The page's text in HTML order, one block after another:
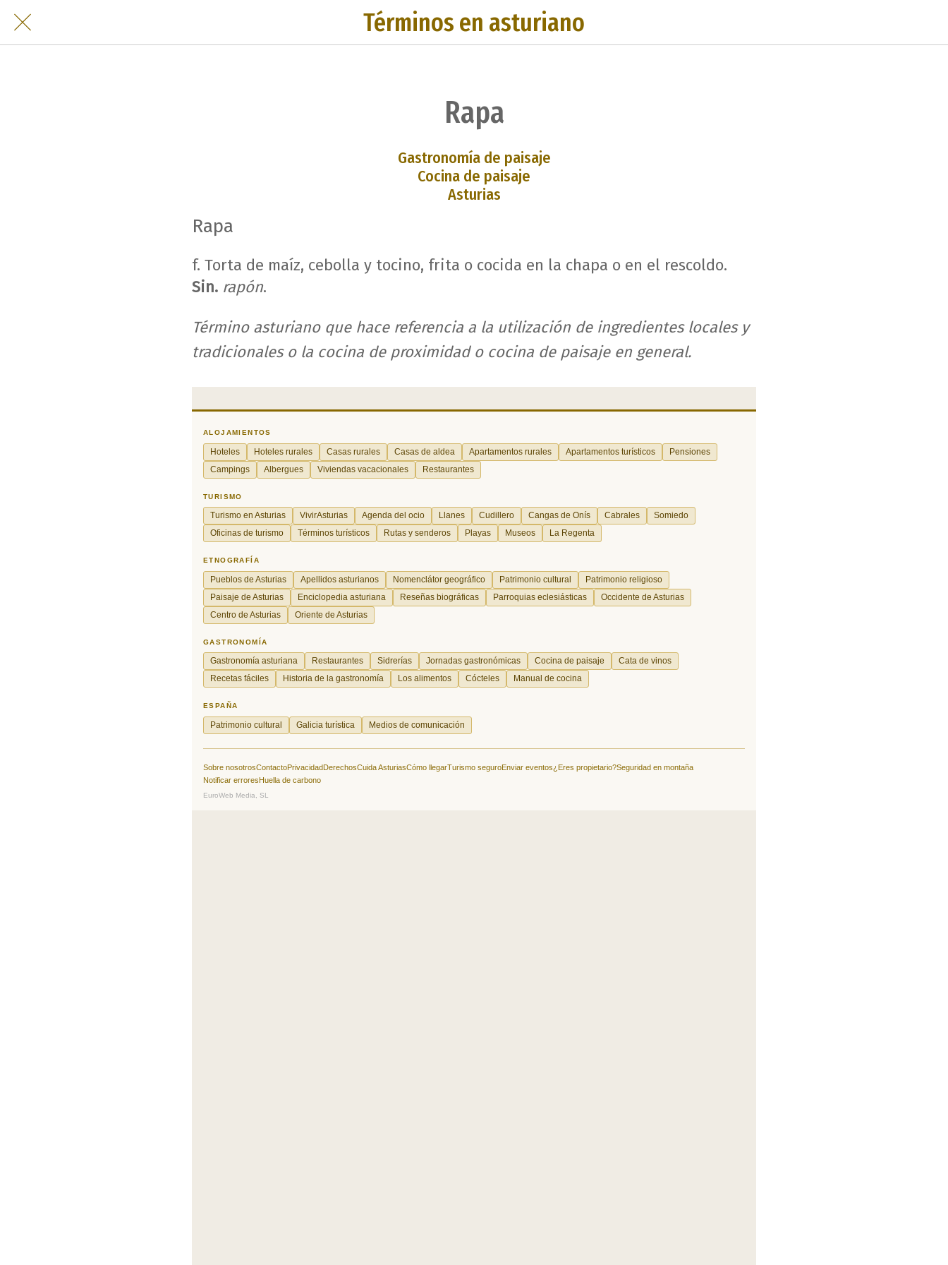
Términos en asturiano
Rapa
Gastronomía de paisaje
Cocina de paisaje
Asturias
Rapa
f. Torta de maíz, cebolla y tocino, frita o cocida en la chapa o en el rescoldo.
Sin. rapón.
Término asturiano que hace referencia a la utilización de ingredientes locales y
tradicionales o la cocina de proximidad o cocina de paisaje en general.